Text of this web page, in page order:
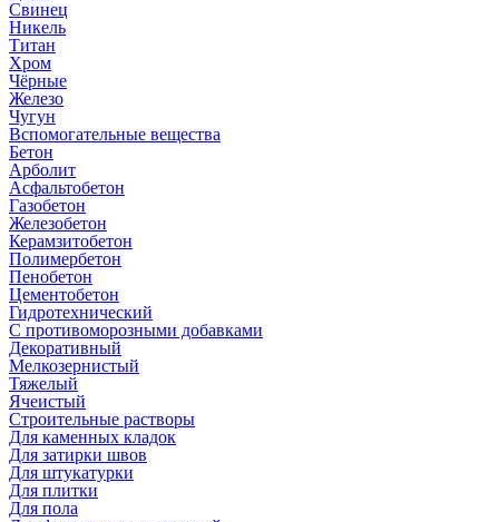
Свинец
Никель
Титан
Хром
Чёрные
Железо
Чугун
Вспомогательные вещества
Бетон
Арболит
Асфальтобетон
Газобетон
Железобетон
Керамзитобетон
Полимербетон
Пенобетон
Цементобетон
Гидротехнический
C противоморозными добавками
Декоративный
Мелкозернистый
Тяжелый
Ячеистый
Строительные растворы
Для каменных кладок
Для затирки швов
Для штукатурки
Для плитки
Для пола